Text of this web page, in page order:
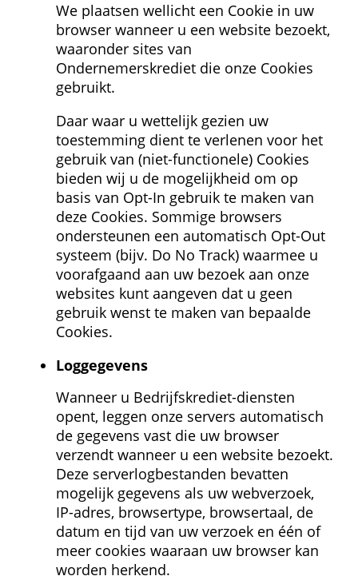
We plaatsen wellicht een Cookie in uw
browser wanneer u een website bezoekt,
waaronder sites van
Ondernemerskrediet die onze Cookies
gebruikt.
Daar waar u wettelijk gezien uw
toestemming dient te verlenen voor het
gebruik van (niet-functionele) Cookies
bieden wij u de mogelijkheid om op
basis van Opt-In gebruik te maken van
deze Cookies. Sommige browsers
ondersteunen een automatisch Opt-Out
systeem (bijv. Do No Track) waarmee u
voorafgaand aan uw bezoek aan onze
websites kunt aangeven dat u geen
gebruik wenst te maken van bepaalde
Cookies.
Log­gegevens
Wanneer u Bedrijfskrediet-diensten
opent, leggen onze servers automatisch
de gegevens vast die uw browser
verzendt wanneer u een website bezoekt.
Deze serverlogbestanden bevatten
mogelijk gegevens als uw webverzoek,
IP-adres, browsertype, browsertaal, de
datum en tijd van uw verzoek en één of
meer cookies waaraan uw browser kan
worden herkend.